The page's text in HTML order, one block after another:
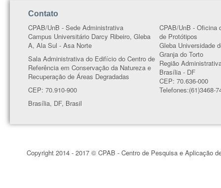
Contato
CPAB/UnB - Sede Administrativa
Campus Universitário Darcy Ribeiro, Gleba
A, Ala Sul - Asa Norte
Sala Administrativa do Edifício do Centro de
Referência em Conservação da Natureza e
Recuperação de Áreas Degradadas
CEP: 70.910-900
Brasília, DF, Brasil
CPAB/UnB - Oficina
de Protótipos
Gleba Universidade
Granja do Torto
Região
Brasília - DF
CEP: 70.636-000
Telefones:(61)3468-
Copyright 2014 - 2017 © CPAB - Centro de Pesquisa e Aplicação